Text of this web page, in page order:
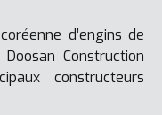
d’engins de
Construction
constructeurs